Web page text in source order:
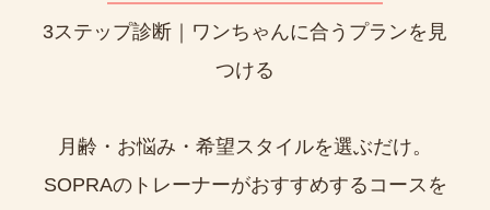
3ステップ診断｜ワンちゃんに合うプランを見
つける
月齢・お悩み・希望スタイルを選ぶだけ。
SOPRAのトレーナーがおすすめするコースを